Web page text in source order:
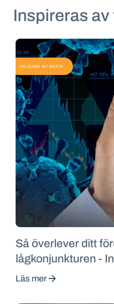
Inspireras
Så överlever ditt
lågkonjunkturen -
Läs mer